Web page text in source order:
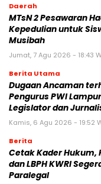
Daerah
MTsN 2 Pesawaran
Kepedulian untuk
Musibah
Jumat, 7 Agu 2026 - 18:43
Berita Utama
Dugaan Ancaman
Pengurus PWI
Legislator dan
Kamis, 6 Agu 2026 - 19:52
Berita
Cetak Kader Hukum,
dan LBPH KWRI
Paralegal